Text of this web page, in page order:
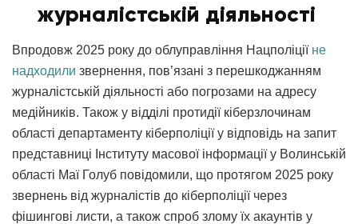
журналістській діяльності
Впродовж 2025 року до облуправління Нацполіції не
надходили звернення, пов’язані з перешкоджанням
журналістській діяльності або погрозами на адресу
медійників. Також у відділі протидії кіберзлочинам
області департаменту кіберполіції у відповідь на запит
представниці Інституту масової інформації у Волинській
області Маї Голуб повідомили, що протягом 2025 року
звернень від журналістів до кіберполіції через
фішингові листи, а також спроб злому їх акаунтів у